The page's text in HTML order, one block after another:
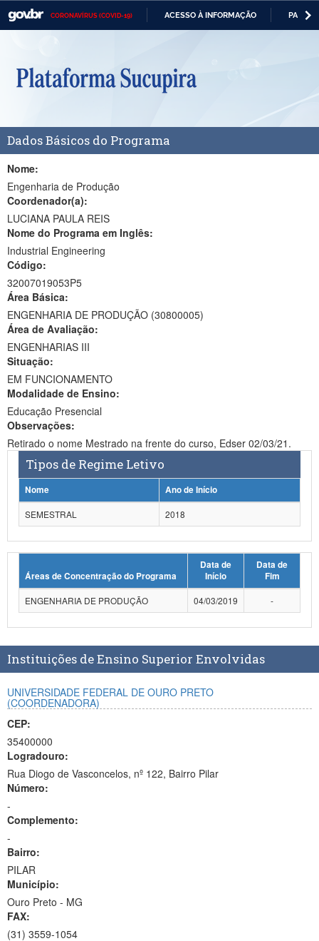
CORONAVÍRUS (COVID-19) ACESSO À INFORMAÇÃO
Casa Civil
Ministério da Defesa
Ministério da Economia
Ministério da Infraestrutura
Ministério da Agricultura, Pecuária e Abastecimento
Ministério da Educação
Ministério da Cidadania
Ministério da Saúde
Ministério da Ciência, Tecnologia, Inovações e Comunicações
Ministério do Meio Ambiente
Ministério do Turismo
Ministério do Desenvolvimento Regional
Controladoria-Geral da União
Ministério da Mulher, da Família e dos Direitos Humanos
Dados Básicos do Programa
Nome:
Engenharia de Produção
Coordenador(a):
LUCIANA PAULA REIS
Nome do Programa em Inglês:
Industrial Engineering
Código:
32007019053P5
Área Básica:
ENGENHARIA DE PRODUÇÃO (30800005)
Área de Avaliação:
ENGENHARIAS III
Situação:
EM FUNCIONAMENTO
Modalidade de Ensino:
Educação Presencial
Observações:
Retirado o nome Mestrado na frente do curso, Edser 02/03/21.
Tipos de Regime Letivo
Nome
Ano de Início
SEMESTRAL
2018
Áreas de Concentração do Programa
Data de
Início
Data de
Fim
ENGENHARIA DE PRODUÇÃO
04/03/2019 -
Instituições de Ensino Superior Envolvidas
UNIVERSIDADE FEDERAL DE OURO PRETO
(COORDENADORA)
CEP:
35400000
Logradouro:
Rua Diogo de Vasconcelos, nº 122, Bairro Pilar
Número:
-
Complemento:
-
Bairro:
PILAR
Município:
Ouro Preto - MG
FAX:
(31) 3559-1054